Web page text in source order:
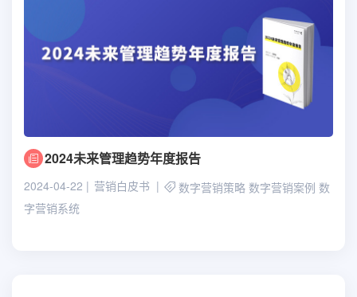
2024未来管理趋势年度报告
2024-04-22 营销白皮书 数字营销策略 数字营销案例 数
字营销系统